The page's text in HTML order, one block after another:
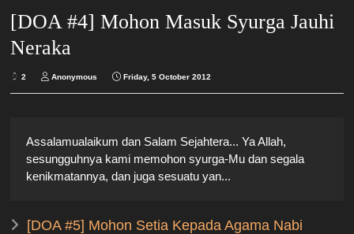
[DOA #4] Mohon Masuk Syurga Jauhi
Neraka
2 Anonymous Friday, 5 October 2012
Assalamualaikum dan Salam Sejahtera... Ya Allah,
sesungguhnya kami memohon syurga-Mu dan segala
kenikmatannya, dan juga sesuatu yan...
[DOA #5] Mohon Setia Kepada Agama Nabi